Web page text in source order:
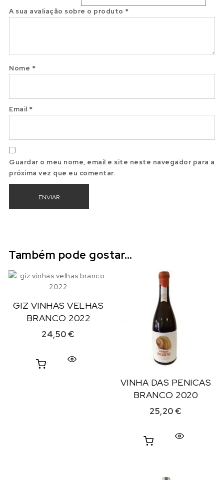
A sua avaliação sobre o produto *
Nome *
Email *
Guardar o meu nome, email e site neste navegador para a
próxima vez que eu comentar.
Também pode gostar…
GIZ VINHAS VELHAS
BRANCO 2022
24,50€
VINHA DAS PENICAS
BRANCO 2020
25,20€